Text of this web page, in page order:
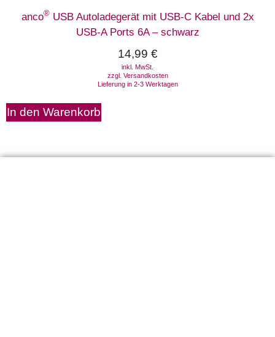
anco®USB Autoladegerät mit USB-C Kabel und 2x
USB-A Ports 6A – schwarz
14,99 €
inkl. MwSt.
zzgl. Versandkosten
Lieferung in 2-3 Werktagen
In den Warenkorb